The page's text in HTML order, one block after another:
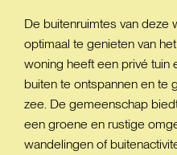
De buitenruimtes van deze
optimaal te genieten van
woning heeft een privé tuin
buiten te ontspannen en te
zee. De gemeenschap
een groene en rustige
wandelingen of